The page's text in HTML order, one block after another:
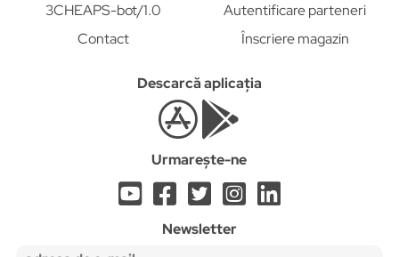
3CHEAPS-bot/1.0
Contact
Autentificare parteneri
Înscriere magazin
Descarcă aplicația
Urmarește-ne
Newsletter